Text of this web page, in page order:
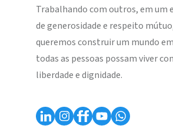
Trabalhando com outros, em um
de generosidade e respeito
queremos construir um mundo
todas as pessoas possam viver
liberdade e dignidade.